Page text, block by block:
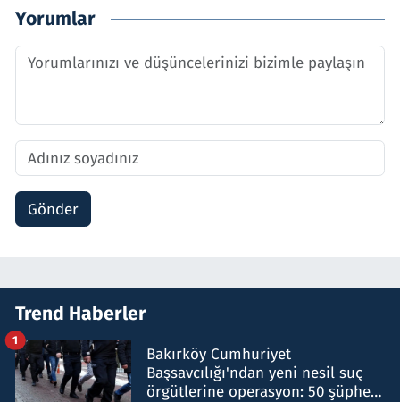
Yorumlar
Gönder
Trend Haberler
Bakırköy Cumhuriyet
Başsavcılığı'ndan yeni nesil suç
örgütlerine operasyon: 50 şüpheli
1